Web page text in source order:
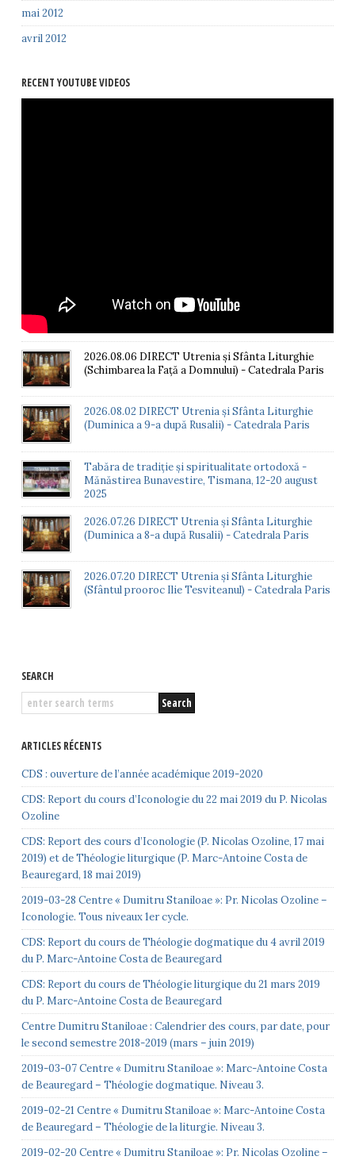
mai 2012
avril 2012
RECENT YOUTUBE VIDEOS
2026.08.06 DIRECT Utrenia și Sfânta Liturghie
(Schimbarea la Față a Domnului) - Catedrala Paris
2026.08.02 DIRECT Utrenia și Sfânta Liturghie
(Duminica a 9-a după Rusalii) - Catedrala Paris
Tabăra de tradiție și spiritualitate ortodoxă -
Mănăstirea Bunavestire, Tismana, 12-20 august
2025
2026.07.26 DIRECT Utrenia și Sfânta Liturghie
(Duminica a 8-a după Rusalii) - Catedrala Paris
2026.07.20 DIRECT Utrenia și Sfânta Liturghie
(Sfântul prooroc Ilie Tesviteanul) - Catedrala Paris
SEARCH
ARTICLES RÉCENTS
CDS : ouverture de l’année académique 2019-2020
CDS: Report du cours d’Iconologie du 22 mai 2019 du P. Nicolas
Ozoline
CDS: Report des cours d’Iconologie (P. Nicolas Ozoline, 17 mai
2019) et de Théologie liturgique (P. Marc-Antoine Costa de
Beauregard, 18 mai 2019)
2019-03-28 Centre « Dumitru Staniloae »: Pr. Nicolas Ozoline –
Iconologie. Tous niveaux 1er cycle.
CDS: Report du cours de Théologie dogmatique du 4 avril 2019
du P. Marc-Antoine Costa de Beauregard
CDS: Report du cours de Théologie liturgique du 21 mars 2019
du P. Marc-Antoine Costa de Beauregard
Centre Dumitru Staniloae : Calendrier des cours, par date, pour
le second semestre 2018-2019 (mars – juin 2019)
2019-03-07 Centre « Dumitru Staniloae »: Marc-Antoine Costa
de Beauregard – Théologie dogmatique. Niveau 3.
2019-02-21 Centre « Dumitru Staniloae »: Marc-Antoine Costa
de Beauregard – Théologie de la liturgie. Niveau 3.
2019-02-20 Centre « Dumitru Staniloae »: Pr. Nicolas Ozoline –